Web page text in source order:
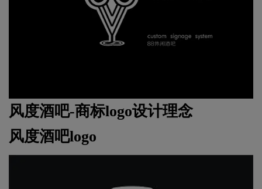
风度酒吧-商标logo设计理念
风度酒吧logo